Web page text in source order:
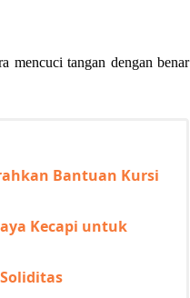
mencuci tangan dengan benar
Bantuan Kursi
Kecapi untuk